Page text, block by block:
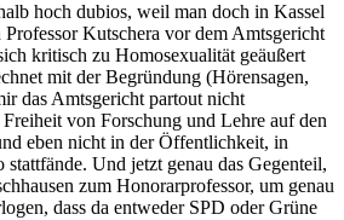
hoch dubios, weil man doch in Kassel
Professor Kutschera vor dem Amtsgericht
kritisch zu Homosexualität geäußert
mit der Begründung (Hörensagen,
das Amtsgericht partout nicht
Freiheit von Forschung und Lehre auf den
eben nicht in der Öffentlichkeit, in
Und jetzt genau das Gegenteil,
zum Honorarprofessor, um genau
dass da entweder SPD oder Grüne